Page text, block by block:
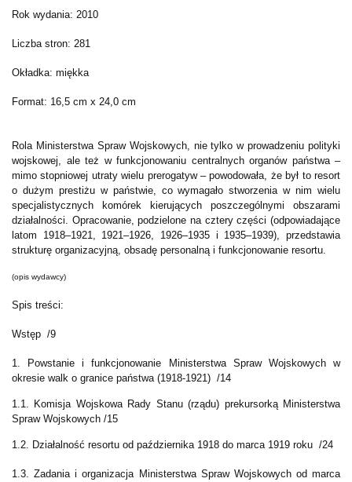
Rok wydania: 2010
Liczba stron: 281
Okładka: miękka
Format: 16,5 cm x 24,0 cm
Rola Ministerstwa Spraw Wojskowych, nie tylko w prowadzeniu polityki
wojskowej, ale też w funkcjonowaniu centralnych organów państwa –
mimo stopniowej utraty wielu prerogatyw – powodowała, że był to resort
o dużym prestiżu w państwie, co wymagało stworzenia w nim wielu
specjalistycznych komórek kierujących poszczególnymi obszarami
działalności. Opracowanie, podzielone na cztery części (odpowiadające
latom 1918–1921, 1921–1926, 1926–1935 i 1935–1939), przedstawia
strukturę organizacyjną, obsadę personalną i funkcjonowanie resortu.
(opis wydawcy)
Spis treści:
Wstęp /9
1. Powstanie i funkcjonowanie Ministerstwa Spraw Wojskowych w
okresie walk o granice państwa (1918-1921) /14
1.1. Komisja Wojskowa Rady Stanu (rządu) prekursorką Ministerstwa
Spraw Wojskowych /15
1.2. Działalność resortu od października 1918 do marca 1919 roku /24
1.3. Zadania i organizacja Ministerstwa Spraw Wojskowych od marca